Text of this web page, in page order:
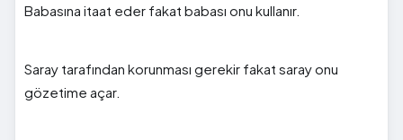
Babasına itaat eder fakat babası onu kullanır.
Saray tarafından korunması gerekir fakat saray onu
gözetime açar.